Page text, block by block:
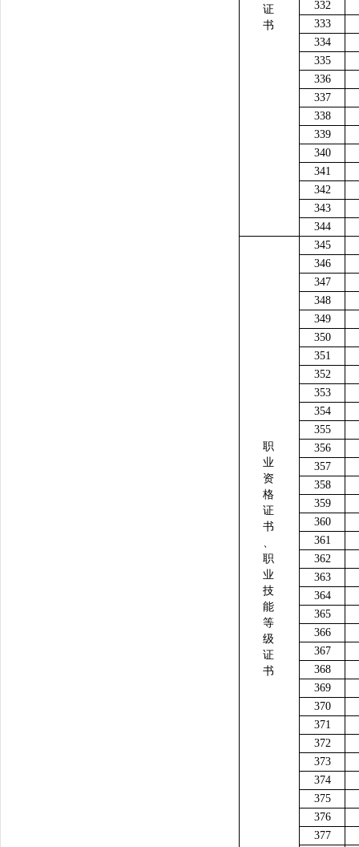
证
书
332
333
334
335
336
337
338
339
340
341
342
343
344
职
业
资
格
证
书
、
职
业
技
能
等
级
证
书
345
346
347
348
349
350
351
352
353
354
355
356
357
358
359
360
361
362
363
364
365
366
367
368
369
370
371
372
373
374
375
376
377